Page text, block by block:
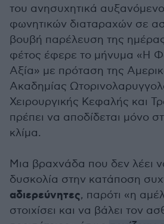
του ανησυχητικά
φωνητικών διαταραχών σε
βουβή παρέλευση της
φέτος έφερε το μήνυμα «Η
Αξία» με πρόταση της
Ακαδημίας
Χειρουργικής Κεφαλής και
πρέπει να αποδίδεται μόνο
κλίμα.
Μια βραχνάδα που δεν λέει
δυσκολία στην κατάποση
αδιερεύνητες, παρότι «η
στοιχίσει και να βάλει τον